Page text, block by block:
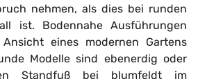
nehmen, als dies bei runden
ist. Bodennahe Ausführungen
eines modernen Gartens
Modelle sind ebenerdig oder
Standfuß bei blumfeldt im